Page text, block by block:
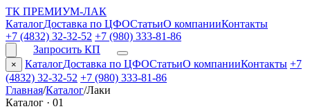
ТК ПРЕМИУМ-ЛАК
КаталогДоставка по ЦФОСтатьиО компанииКонтакты
+7 (4832) 32-32-52 +7 (980) 333-81-86
Запросить КП
× КаталогДоставка по ЦФОСтатьиО компанииКонтакты +7
(4832) 32-32-52 +7 (980) 333-81-86
Главная/Каталог/Лаки
Каталог · 01